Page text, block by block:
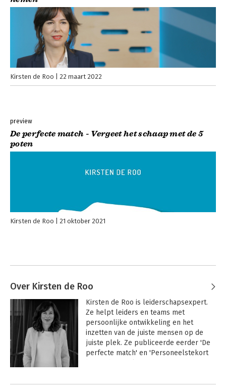
Kirsten de Roo 22 maart 2022
preview
De perfecte match - Vergeet het schaap met de 5
poten
Kirsten de Roo 21 oktober 2021
Over Kirsten de Roo
Kirsten de Roo is leiderschapsexpert.
Ze helpt leiders en teams met
persoonlijke ontwikkeling en het
inzetten van de juiste mensen op de
juiste plek. Ze publiceerde eerder 'De
perfecte match' en 'Personeelstekort
Andere boeken door Kirsten de Roo